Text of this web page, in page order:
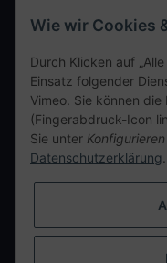
Kontaktdaten
tweet
teilen
Wie wir Cookies
Durch Klicken auf
Einsatz folgender
Vimeo. Sie können
(Fingerabdruck-Icon
Sie unter Konfigurieren
Datenschutzerklärung.